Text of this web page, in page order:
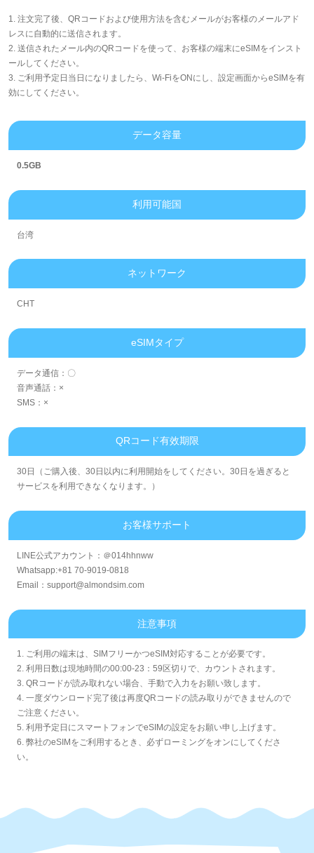
1. 注文完了後、QRコードおよび使用方法を含むメールがお客様のメールアド
レスに自動的に送信されます。
2. 送信されたメール内のQRコードを使って、お客様の端末にeSIMをインスト
ールしてください。
3. ご利用予定日当日になりましたら、Wi-FiをONにし、設定画面からeSIMを有
効にしてください。
データ容量
0.5GB
利用可能国
台湾
ネットワーク
CHT
eSIMタイプ
データ通信：〇
音声通話：×
SMS：×
QRコード有效期限
30日（ご購入後、30日以内に利用開始をしてください。30日を過ぎると
サービスを利用できなくなります。）
お客様サポート
LINE公式アカウント：＠014hhnww
Whatsapp:+81 70-9019-0818
Email：support@almondsim.com
注意事項
1. ご利用の端末は、SIMフリーかつeSIM対応することが必要です。
2. 利用日数は現地時間の00:00-23：59区切りで、カウントされます。
3. QRコードが読み取れない場合、手動で入力をお願い致します。
4. 一度ダウンロード完了後は再度QRコードの読み取りができませんので
ご注意ください。
5. 利用予定日にスマートフォンでeSIMの設定をお願い申し上げます。
6. 弊社のeSIMをご利用するとき、必ずローミングをオンにしてくださ
い。